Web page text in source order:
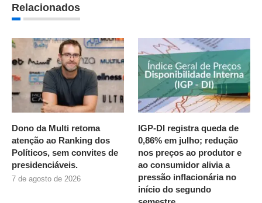
Relacionados
Dono da Multi retoma
atenção ao Ranking dos
Políticos, sem convites de
presidenciáveis.
7 de agosto de 2026
IGP-DI registra queda de
0,86% em julho; redução
nos preços ao produtor e
ao consumidor alivia a
pressão inflacionária no
início do segundo